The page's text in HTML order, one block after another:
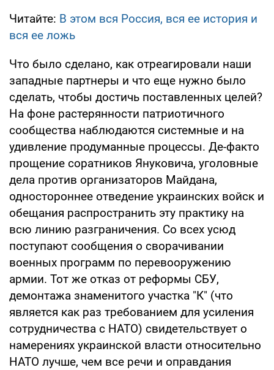
Читайте: В этом вся Россия, вся ее история и
вся ее ложь
Что было сделано, как отреагировали наши
западные партнеры и что еще нужно было
сделать, чтобы достичь поставленных целей?
На фоне растерянности патриотичного
сообщества наблюдаются системные и на
удивление продуманные процессы. Де-факто
прощение соратников Януковича, уголовные
дела против организаторов Майдана,
одностороннее отведение украинских войск и
обещания распространить эту практику на
всю линию разграничения. Со всех усюд
поступают сообщения о сворачивании
военных программ по перевооружению
армии. Тот же отказ от реформы СБУ,
демонтажа знаменитого участка "К" (что
является как раз требованием для усиления
сотрудничества с НАТО) свидетельствует о
намерениях украинской власти относительно
НАТО лучше, чем все речи и оправдания